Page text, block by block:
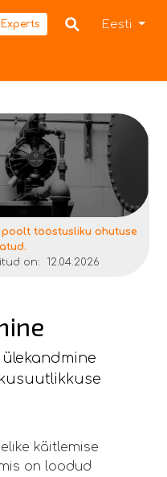
Eesti
tööstusliku ohutuse
on:
12.04.2026
käitlemise
on loodud